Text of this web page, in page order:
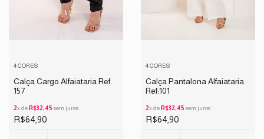
4 CORES
Calça Cargo Alfaiataria Ref.
157
2x de R$32,45 sem juros
R$64,90
4 CORES
Calça Pantalona Alfaiataria
Ref:101
2x de R$32,45 sem juros
R$64,90